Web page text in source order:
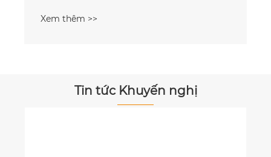
Xem thêm >>
Tin tức Khuyến nghị